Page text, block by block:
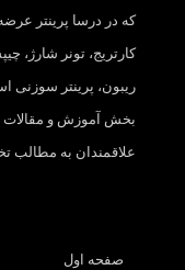
که در درسا پرینتر
کارتریج، تونر شارژ،
ریبون، پرینتر سوزنی
بخش آموزش و مقالات
علاقمندان به مطالب
صفحه اول